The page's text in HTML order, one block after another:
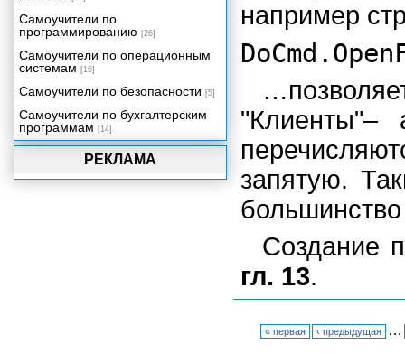
например
"Клиенты"–
запятую.
Создание
гл. 13.
« первая ‹ предыдущая …
РЕКЛАМА
приложений Access
Проекты Microsoft Access 2002
Репликация баз данных
Администрирование баз данных
Приложение 1. Глоссарий.
Приложение 2. Сетевое
приложение "Игра в
Самоучители по
программированию [26]
Самоучители по операционным
системам [16]
Самоучители по безопасности [5]
Самоучители по бухгалтерским
программам [14]